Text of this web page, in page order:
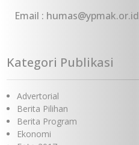
Email : humas@ypmak.or.id
Kategori Publikasi
Advertorial
Berita Pilihan
Berita Program
Ekonomi